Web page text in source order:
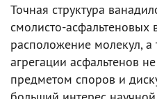
Точная структура
смолисто-асфальтеновых
расположение молекул, а
агрегации асфальтенов
предметом споров и